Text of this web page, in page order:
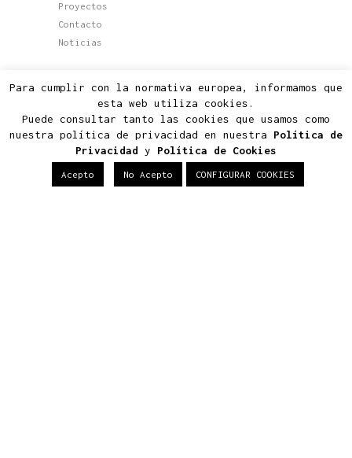
Proyectos
Contacto
Noticias
Últimos Proyectos
Proyectos
Viviendas
Para cumplir con la normativa europea, informamos que
esta web utiliza cookies.
Puede consultar tanto las cookies que usamos como
nuestra política de privacidad en nuestra Política de
Privacidad y Política de Cookies
Acepto No Acepto CONFIGURAR COOKIES